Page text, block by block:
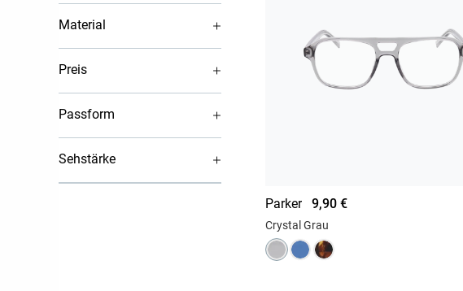
Material
Preis
Passform
Sehstärke
Parker 9,90 €
Crystal Grau